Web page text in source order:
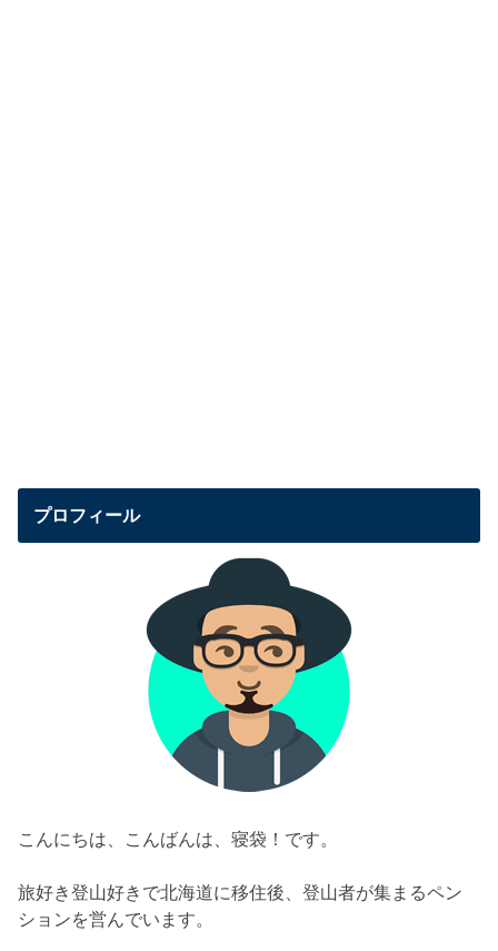
プロフィール
こんにちは、こんばんは、寝袋！です。
旅好き登山好きで北海道に移住後、登山者が集まるペン
ションを営んでいます。